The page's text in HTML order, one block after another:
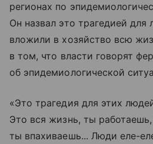
регионах по
Он назвал это трагедией
вложили в хозяйство всю
в том, что власти говорят
об эпидемиологической
«Это трагедия для этих
Это вся жизнь, ты
ты впахиваешь... Люди еле-